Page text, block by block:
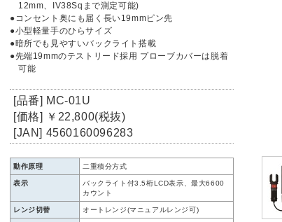
12mm、IV38Sqまで測定可能)
●コンセント奥にも届く長い19mmピン先
●小型軽量手のひらサイズ
●暗所でも見やすいバックライト搭載
●先端19mmのテストリード採用 プローブカバーは脱着
可能
[品番] MC-01U
[価格] ￥22,800(税抜)
[JAN] 4560160096283
動作原理 二重積分方式
表示
バックライト付3.5桁LCD表示、最大6600
カウント
レンジ切替 オートレンジ(マニュアルレンジ可)